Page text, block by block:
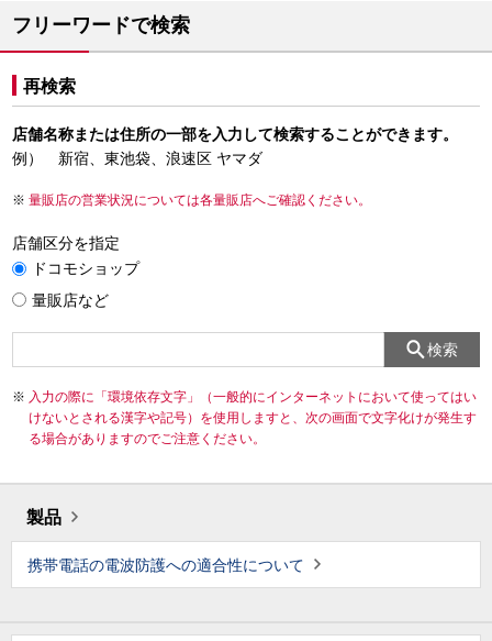
フリーワードで検索
再検索
店舗名称または住所の一部を入力して検索することができます。
例） 新宿、東池袋、浪速区 ヤマダ
量販店の営業状況については各量販店へご確認ください。
店舗区分を指定
ドコモショップ
量販店など
検索
入力の際に「環境依存文字」（一般的にインターネットにおいて使ってはい
けないとされる漢字や記号）を使用しますと、次の画面で文字化けが発生す
る場合がありますのでご注意ください。
製品
携帯電話の電波防護への適合性について